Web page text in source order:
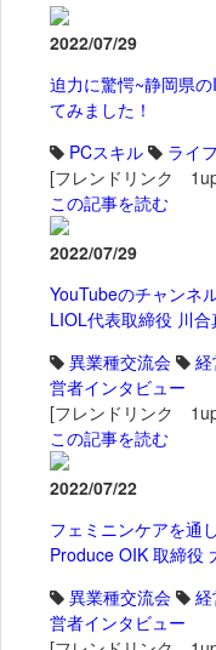
2022/07/29
迫力に驚愕~静岡県
てみました！
PCスキル
ライ
[フレンドリンク
この記事を読む
2022/07/29
YouTubeのチャンネ
LIOL代表取締役 川
異業種交流会
営者インタビュー
[フレンドリンク
この記事を読む
2022/07/22
フェミニンケアを通
Produce OIK 取締役
異業種交流会
営者インタビュー